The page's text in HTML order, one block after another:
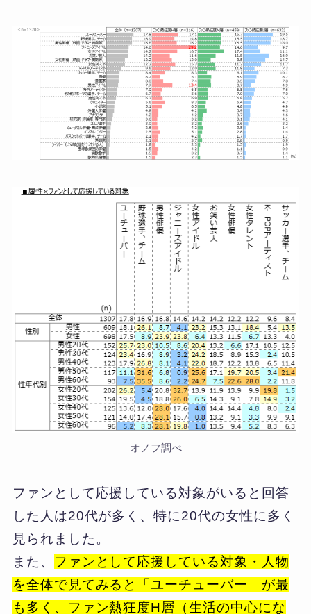
オノフ調べ
ファンとして応援している対象がいると回答
した人は20代が多く、特に20代の女性に多く
見られました。
また、
ファンとして応援している対象・人物
を全体で見てみると「ユーチューバー」が最
も多く、ファン熱狂度H層（生活の中心にな